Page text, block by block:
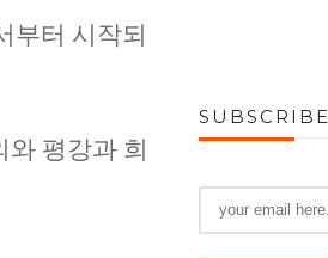
부터 시작되
평강과 희
SUBSCRIBE